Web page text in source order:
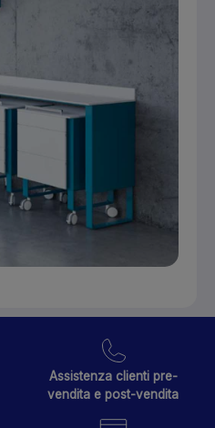
Assistenza clienti pre-
vendita e post-vendita